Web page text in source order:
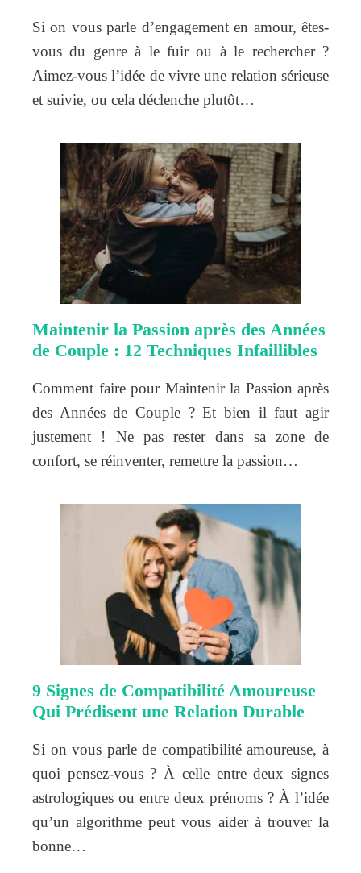
Si on vous parle d’engagement en amour, êtes-
vous du genre à le fuir ou à le rechercher ?
Aimez-vous l’idée de vivre une relation sérieuse
et suivie, ou cela déclenche plutôt…
Maintenir la Passion après des Années
de Couple : 12 Techniques Infaillibles
Comment faire pour Maintenir la Passion après
des Années de Couple ? Et bien il faut agir
justement ! Ne pas rester dans sa zone de
confort, se réinventer, remettre la passion…
9 Signes de Compatibilité Amoureuse
Qui Prédisent une Relation Durable
Si on vous parle de compatibilité amoureuse, à
quoi pensez-vous ? À celle entre deux signes
astrologiques ou entre deux prénoms ? À l’idée
qu’un algorithme peut vous aider à trouver la
bonne…